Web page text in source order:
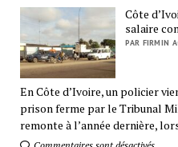
Côte
salaire
PAR FIRMIN
En Côte d’Ivoire, un policier
prison ferme par le Tribunal
remonte à l’année dernière,